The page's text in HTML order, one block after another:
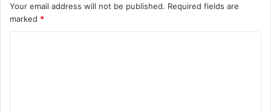
Your email address will not be published. Required fields are
marked *